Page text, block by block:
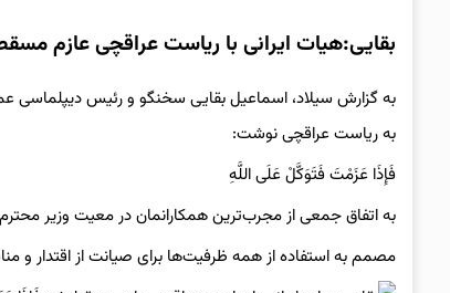
بقایی:هیات ایرانی با ریاست عراقچی عازم
به گزارش سیلاد، اسماعیل بقایی سخنگو و رئیس دیپلماسی
به ریاست عراقچی نوشت:
فَإِذَا عَزَمْتَ فَتَوَکَّلْ عَلَی اللَّهِ
به اتفاق جمعی از مجرب‌ترین همکارانمان در معیت وزیر
مصمم به استفاده از همه ظرفیت‌ها برای صیانت از اقتدار و